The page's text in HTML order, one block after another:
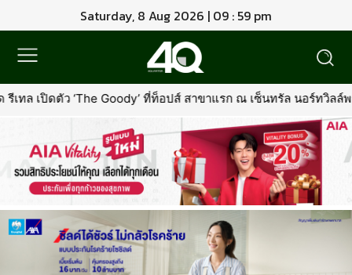
Saturday, 8 Aug 2026 | 09 : 59 pm
ส์ สาขาแรก ณ เซ็นทรัล นอร์ทวิลล์พร้อมรุกตลาด Premium Pet